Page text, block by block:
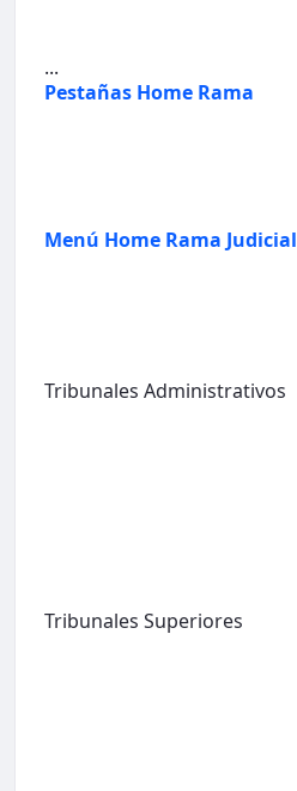
...
Pestañas Home Rama
Menú Home Rama Judicial
Tribunales Administrativos
Tribunales Superiores